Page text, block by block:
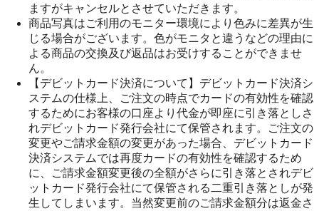
ますがキャンセルとさせていただきます。
商品写真はご利用のモニター環境により色みに差異が生
じる場合がございます。色がモニタと違うなどの理由に
よる商品の交換及び返品はお受けすることができませ
ん。
【デビットカード決済について】デビットカード決済シ
ステムの仕様上、ご注文の時点でカードの有効性を確認
するためにお客様の口座より代金が即座に引き落としさ
れデビットカード発行会社にて保管されます。ご注文の
変更やご請求金額の変更があった場合、デビットカード
決済システムでは再度カードの有効性を確認するため
に、ご請求金額変更後の全額がさらに引き落とされデビ
ットカード発行会社にて保管される二重引き落としが発
生してしまいます。当然変更前のご請求金額分は返金さ